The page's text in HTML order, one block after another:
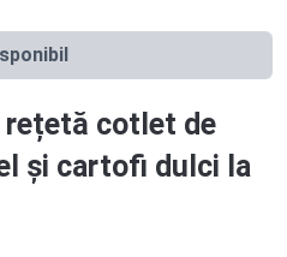
rețetă cotlet de
și cartofi dulci la